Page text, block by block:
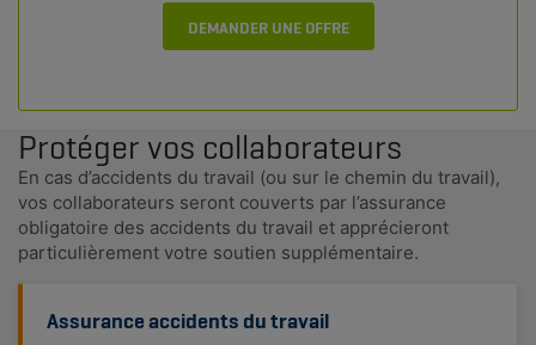
DEMANDER UNE OFFRE
Protéger vos collaborateurs
En cas d’accidents du travail (ou sur le chemin du travail),
vos collaborateurs seront couverts par l’assurance
obligatoire des accidents du travail et apprécieront
particulièrement votre soutien supplémentaire.
Assurance accidents du travail